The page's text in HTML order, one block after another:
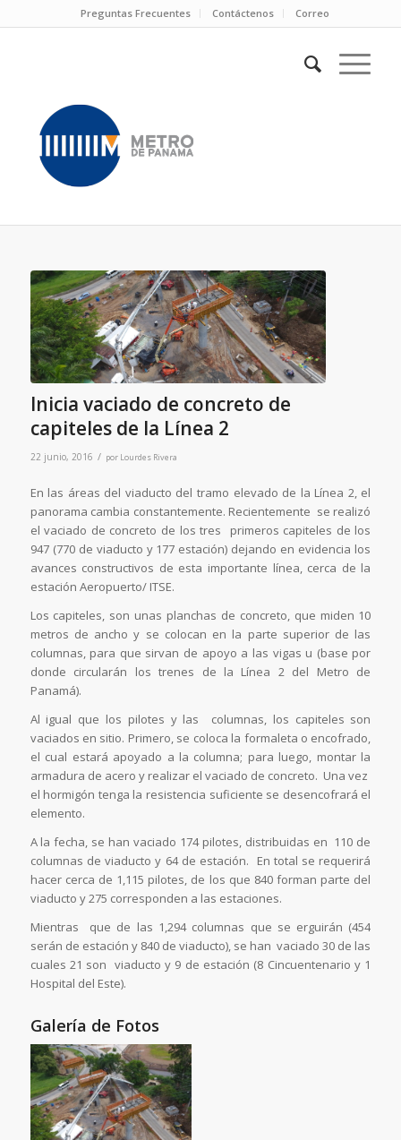
Preguntas Frecuentes Contáctenos Correo
Inicia vaciado de concreto de
capiteles de la Línea 2
22 junio, 2016 / por Lourdes Rivera
En las áreas del viaducto del tramo elevado de la Línea 2, el
panorama cambia constantemente. Recientemente se realizó
el vaciado de concreto de los tres primeros capiteles de los
947 (770 de viaducto y 177 estación) dejando en evidencia los
avances constructivos de esta importante línea, cerca de la
estación Aeropuerto/ ITSE.
Los capiteles, son unas planchas de concreto, que miden 10
metros de ancho y se colocan en la parte superior de las
columnas, para que sirvan de apoyo a las vigas u (base por
donde circularán los trenes de la Línea 2 del Metro de
Panamá).
Al igual que los pilotes y las columnas, los capiteles son
vaciados en sitio. Primero, se coloca la formaleta o encofrado,
el cual estará apoyado a la columna; para luego, montar la
armadura de acero y realizar el vaciado de concreto. Una vez
el hormigón tenga la resistencia suficiente se desencofrará el
elemento.
A la fecha, se han vaciado 174 pilotes, distribuidas en 110 de
columnas de viaducto y 64 de estación. En total se requerirá
hacer cerca de 1,115 pilotes, de los que 840 forman parte del
viaducto y 275 corresponden a las estaciones.
Mientras que de las 1,294 columnas que se erguirán (454
serán de estación y 840 de viaducto), se han vaciado 30 de las
cuales 21 son viaducto y 9 de estación (8 Cincuentenario y 1
Hospital del Este).
Galería de Fotos